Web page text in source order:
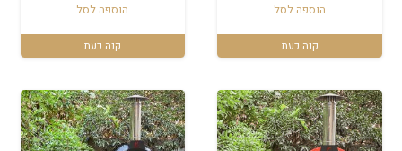
הוספה לסל
קנה כעת
הוספה לסל
קנה כעת